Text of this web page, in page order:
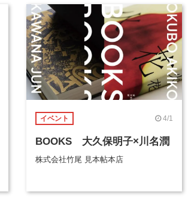
イベント 4/1
BOOKS 大久保明子×川名潤
株式会社竹尾 見本帖本店